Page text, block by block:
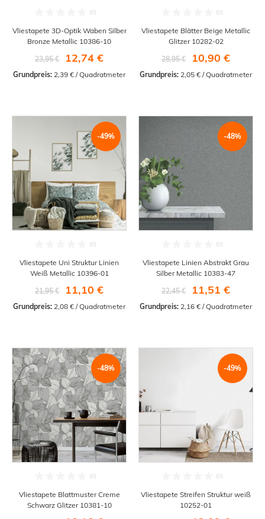
Vliestapete 3D-Optik Waben Silber
Bronze Metallic 10386-10
23,95 €
12,74 €
Grundpreis: 2,39 € / Quadratmeter
Vliestapete Blätter Beige Metallic
Glitzer 10282-02
28,95 €
10,90 €
Grundpreis: 2,05 € / Quadratmeter
-49%
Vliestapete Uni Struktur Linien
Weiß Metallic 10396-01
21,95 €
11,10 €
Grundpreis: 2,08 € / Quadratmeter
-48%
Vliestapete Linien Abstrakt Grau
Silber Metallic 10383-47
22,45 €
11,51 €
Grundpreis: 2,16 € / Quadratmeter
-48%
Vliestapete Blattmuster Creme
Schwarz Glitzer 10381-10
-49%
Vliestapete Streifen Struktur weiß
10252-01